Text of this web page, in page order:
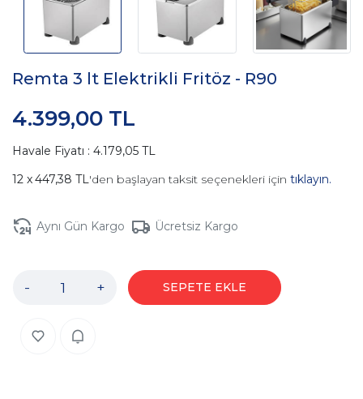
Remta 3 lt Elektrikli Fritöz - R90
4.399,00 TL
Havale Fiyatı : 4.179,05 TL
447,38 TL'den başlayan taksit seçenekleri için tıklayın.
Aynı Gün Kargo Ücretsiz Kargo
- + SEPETE EKLE